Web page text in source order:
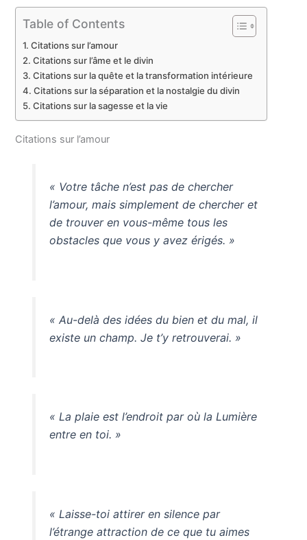
Table of Contents
Citations sur l’amour
Citations sur l’âme et le divin
Citations sur la quête et la transformation intérieure
Citations sur la séparation et la nostalgie du divin
Citations sur la sagesse et la vie
Citations sur l’amour
« Votre tâche n’est pas de chercher
l’amour, mais simplement de chercher et
de trouver en vous-même tous les
obstacles que vous y avez érigés. »
« Au-delà des idées du bien et du mal, il
existe un champ. Je t’y retrouverai. »
« La plaie est l’endroit par où la Lumière
entre en toi. »
« Laisse-toi attirer en silence par
l’étrange attraction de ce que tu aimes